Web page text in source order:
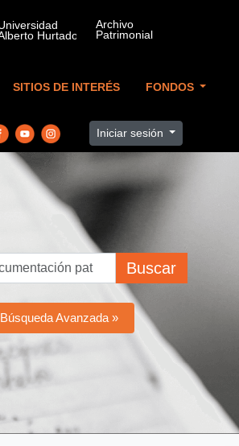
SITIOS DE INTERÉS FONDOS
Iniciar sesión
Buscar
Búsqueda Avanzada »